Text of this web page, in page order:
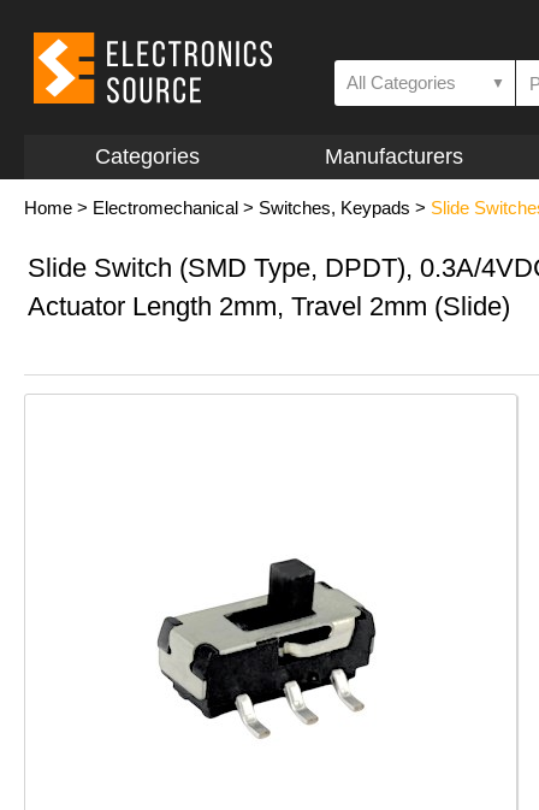
All Categories ▼
Categories Manufacturers
Home > Electromechanical > Switches, Keypads > Slide
Slide Switch (SMD Type, DPDT), 0.3A/
Actuator Length 2mm, Travel 2mm (Slide)